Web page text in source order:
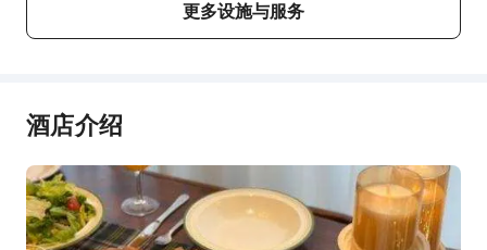
安保人员
更多设施与服务
酒店介绍